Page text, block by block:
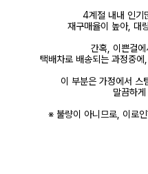
4계절 내내 인기
재구매율이 높아, 대
간혹, 이쁜걸
택배차로 배송되는 과정중
이 부분은 가정에서 스
말끔하
※ 불량이 아니므로, 이로